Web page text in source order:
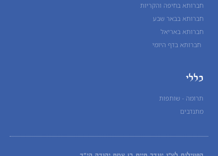
חברותא בחיפה והקריות
חברותא בבאר שבע
חברותא באריאל
חברותא בדף היומי
כללי
תרומה - שותפות
מתנדבים